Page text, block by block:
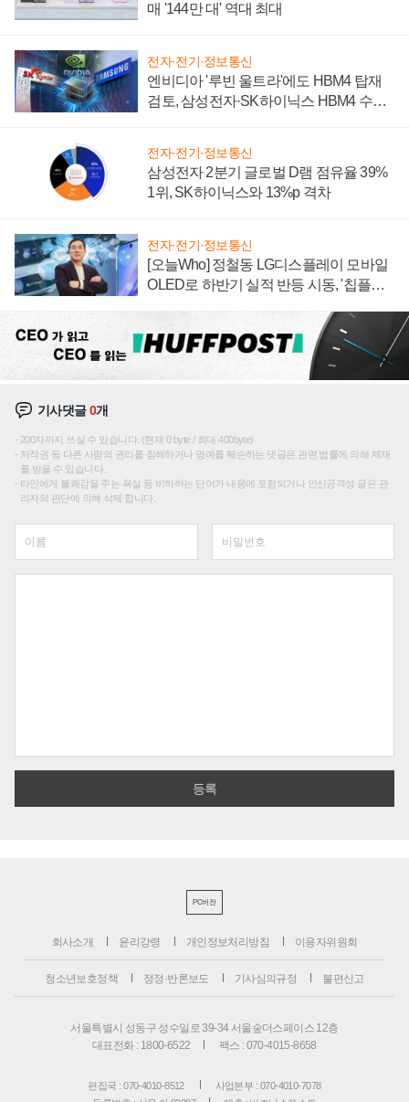
매 '144만 대' 역대 최대
전자·전기·정보통신
엔비디아 '루빈 울트라'에도 HBM4 탑재
검토, 삼성전자·SK하이닉스 HBM4 수율
전자·전기·정보통신
삼성전자 2분기 글로벌 D램 점유율 39%
1위, SK하이닉스와 13%p 격차
전자·전기·정보통신
[오늘Who] 정철동 LG디스플레이 모바일
OLED로 하반기 실적 반등 시동, '칩플레
기사댓글0개
200자까지 쓰실 수 있습니다. (현재 0 byte / 최대 400byte)
저작권 등 다른 사람의 권리를 침해하거나 명예를 훼손하는 댓글은 관련 법률에 의해 제재
를 받을 수 있습니다.
타인에게 불쾌감을 주는 욕설 등 비하하는 단어가 내용에 포함되거나 인신공격성 글은 관
리자의 판단에 의해 삭제 합니다.
PC버전
회사소개 윤리강령 개인정보처리방침 이용자위원회
청소년보호정책 정정·반론보도 기사심의규정 불편신고
서울특별시 성동구 성수일로 39-34 서울숲더스페이스 12층
대표전화 : 1800-6522
팩스 : 070-4015-8658
편집국 : 070-4010-8512
사업본부 : 070-4010-7078